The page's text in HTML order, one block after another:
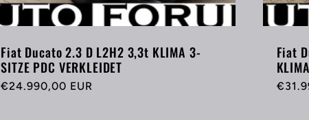
Fiat Ducato 2.3 D L2H2 3,3t KLIMA 3-
SITZE PDC VERKLEIDET
Normaler
€24.990,00 EUR
Fiat